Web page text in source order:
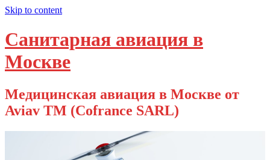
Skip to content
Санитарная авиация в
Москве
Медицинская авиация в Москве от
Aviav TM (Cofrance SARL)